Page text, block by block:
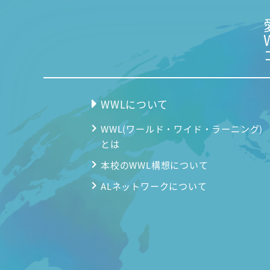
WWLについて
WWL(ワールド・ワイド・ラーニング)
とは
本校のWWL構想について
ALネットワークについて